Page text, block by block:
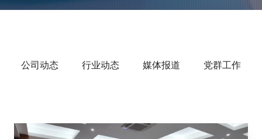
公司动态 行业动态 媒体报道 党群工作